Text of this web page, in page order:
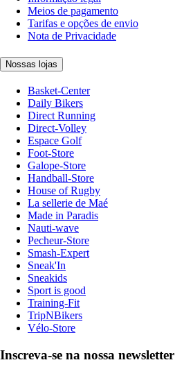
Meios de pagamento
Tarifas e opções de envio
Nota de Privacidade
Nossas lojas
Basket-Center
Daily Bikers
Direct Running
Direct-Volley
Espace Golf
Foot-Store
Galope-Store
Handball-Store
House of Rugby
La sellerie de Maé
Made in Paradis
Nauti-wave
Pecheur-Store
Smash-Expert
Sneak'In
Sneakids
Sport is good
Training-Fit
TripNBikers
Vélo-Store
Inscreva-se na nossa newsletter